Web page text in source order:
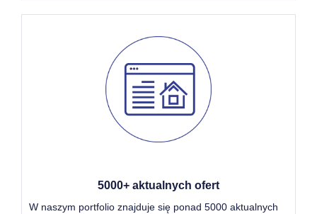
5000+ aktualnych ofert
W naszym portfolio znajduje się ponad 5000 aktualnych